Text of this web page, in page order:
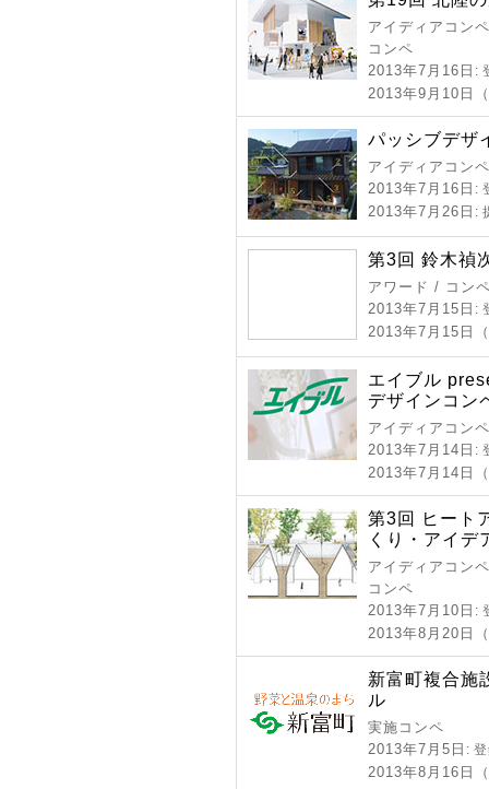
アイディアコン
コンペ
2013年7月16日 :
2013年9月10日
パッシブデザ
アイディアコン
2013年7月16日 :
2013年7月26日 :
第3回 鈴木禎
アワード / コン
2013年7月15日 :
2013年7月15日
エイブル
デザインコン
アイディアコン
2013年7月14日 :
2013年7月14日
第3回 ヒート
くり・アイデ
アイディアコン
コンペ
2013年7月10日 :
2013年8月20日
新富町複合施
ル
実施コンペ
2013年7月5日 :
2013年8月16日